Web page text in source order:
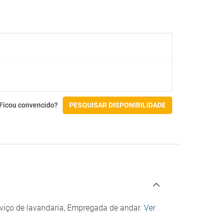
Guia de restaurantes
Aluguer de bicicletas
Ficou convencido? PESQUISAR DISPONIBILIDADE
de lavandaria, Empregada de andar. Ver